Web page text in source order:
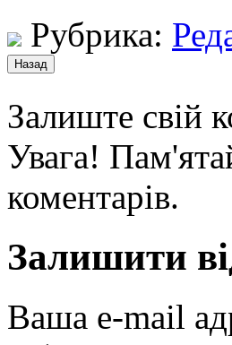
Рубрика:
Залиште свій
Увага!
коментарів.
Залишити
Ваша e-mail